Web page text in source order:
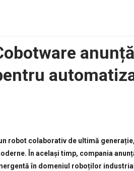
robot colaborativ de ultimă
În același timp, compania
în domeniul roboților